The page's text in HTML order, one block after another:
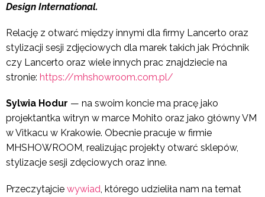
Design International.
Relację z otwarć między innymi dla firmy Lancerto oraz
stylizacji sesji zdjęciowych dla marek takich jak Próchnik
czy Lancerto oraz wiele innych prac znajdziecie na
stronie: https://mhshowroom.com.pl/
Sylwia Hodur — na swoim koncie ma pracę jako
projektantka witryn w marce Mohito oraz jako główny VM
w Vitkacu w Krakowie. Obecnie pracuje w firmie
MHSHOWROOM, realizując projekty otwarć sklepów,
stylizacje sesji zdęciowych oraz inne.
Przeczytajcie wywiad , którego udzieliła nam na temat